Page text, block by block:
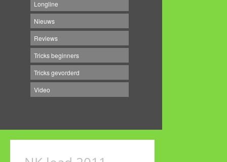
Longline
Nieuws
Reviews
Tricks beginners
Tricks gevorderd
Video